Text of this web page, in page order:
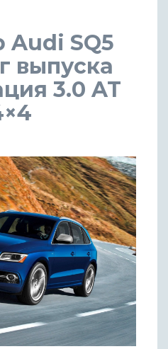
Audi SQ5
выпуска
3.0 AT